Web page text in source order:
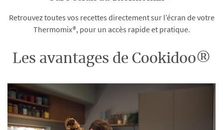
Retrouvez toutes vos recettes directement sur l’écran de votre
Thermomix®, pour un accès rapide et pratique.
Les avantages de Cookidoo®